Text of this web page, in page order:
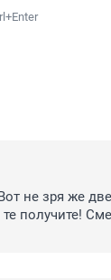
не зря же
получите!